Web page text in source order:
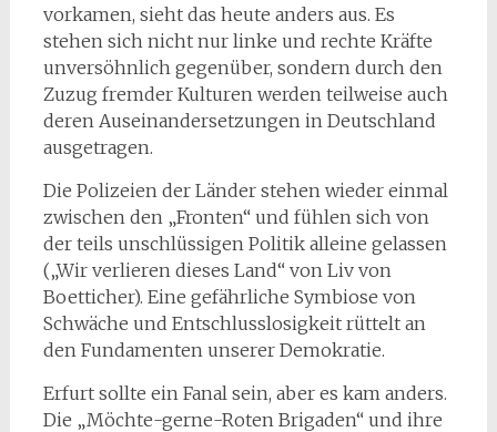
vorkamen, sieht das heute anders aus. Es
stehen sich nicht nur linke und rechte Kräfte
unversöhnlich gegenüber, sondern durch den
Zuzug fremder Kulturen werden teilweise auch
deren Auseinandersetzungen in Deutschland
ausgetragen.
Die Polizeien der Länder stehen wieder einmal
zwischen den „Fronten“ und fühlen sich von
der teils unschlüssigen Politik alleine gelassen
(„Wir verlieren dieses Land“ von Liv von
Boetticher). Eine gefährliche Symbiose von
Schwäche und Entschlusslosigkeit rüttelt an
den Fundamenten unserer Demokratie.
Erfurt sollte ein Fanal sein, aber es kam anders.
Die „Möchte-gerne-Roten Brigaden“ und ihre